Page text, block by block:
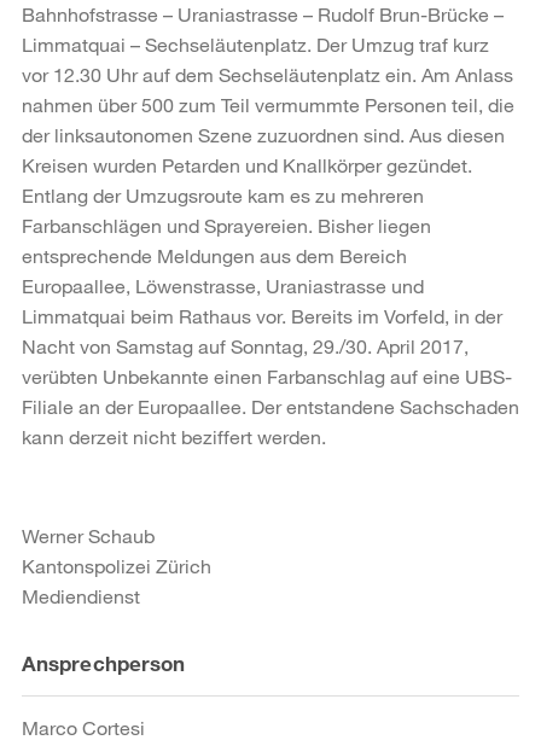
Bahnhofstrasse – Uraniastrasse – Rudolf Brun-Brücke –
Limmatquai – Sechseläutenplatz. Der Umzug traf kurz
vor 12.30 Uhr auf dem Sechseläutenplatz ein. Am Anlass
nahmen über 500 zum Teil vermummte Personen teil, die
der linksautonomen Szene zuzuordnen sind. Aus diesen
Kreisen wurden Petarden und Knallkörper gezündet.
Entlang der Umzugsroute kam es zu mehreren
Farbanschlägen und Sprayereien. Bisher liegen
entsprechende Meldungen aus dem Bereich
Europaallee, Löwenstrasse, Uraniastrasse und
Limmatquai beim Rathaus vor. Bereits im Vorfeld, in der
Nacht von Samstag auf Sonntag, 29./30. April 2017,
verübten Unbekannte einen Farbanschlag auf eine UBS-
Filiale an der Europaallee. Der entstandene Sachschaden
kann derzeit nicht beziffert werden.
Werner Schaub
Kantonspolizei Zürich
Mediendienst
Weitere
Informationen
Ansprechperson
Marco Cortesi